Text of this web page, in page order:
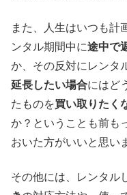
また、人生はいつも計
ンタル期間中に途中で
か、その反対にレンタ
延長したい場合にはど
たものを買い取りたく
か？ということも前も
おいた方がいいと思い
その他には、レンタル